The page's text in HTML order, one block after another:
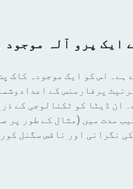
ایک پرو آلہ موجود
اس کو ایک موجودہ کاک
پرفارمنس کے
نگرانی اور ناقص سگنل